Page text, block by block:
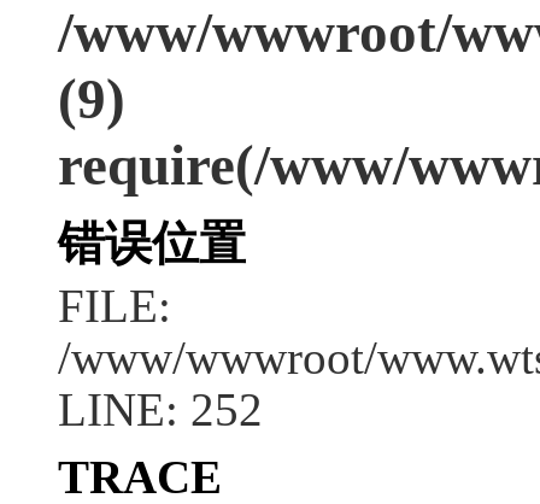
/www/wwwroot/
(9)
require(/www/
错误位置
FILE:
/www/wwwroot/
LINE: 252
TRACE